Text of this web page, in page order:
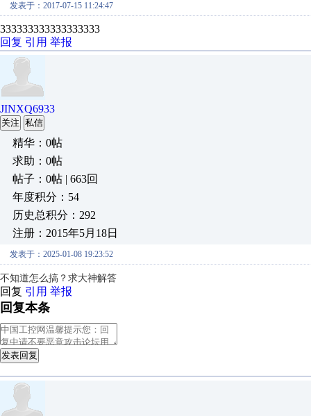
发表于：2017-07-15 11:24:47
333333333333333333
回复 引用 举报
JINXQ6933
关注 私信
精华：0帖
求助：0帖
帖子：0帖 | 663回
年度积分：54
历史总积分：292
注册：2015年5月18日
发表于：2025-01-08 19:23:52
不知道怎么搞？求大神解答
回复 引用 举报
回复本条
发表回复